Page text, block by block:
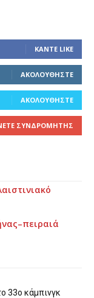
ΚΆΝΤΕ LIKE
ΑΚΟΛΟΥΘΉΣΤΕ
ΑΚΟΛΟΥΘΉΣΤΕ
ΣΥΝΔΡΟΜΗΤΉΣ
33ο κάμπινγκ